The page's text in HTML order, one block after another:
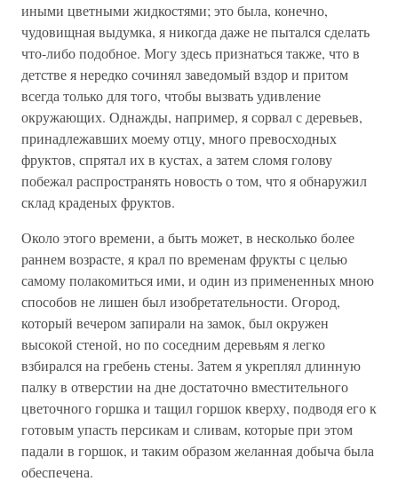
иными цветными жидкостями; это была, конечно,
чудовищная выдумка, я никогда даже не пытался сделать
что-либо подобное. Могу здесь признаться также, что в
детстве я нередко сочинял заведомый вздор и притом
всегда только для того, чтобы вызвать удивление
окружающих. Однажды, например, я сорвал с деревьев,
принадлежавших моему отцу, много превосходных
фруктов, спрятал их в кустах, а затем сломя голову
побежал распространять новость о том, что я обнаружил
склад краденых фруктов.
Около этого времени, а быть может, в несколько более
раннем возрасте, я крал по временам фрукты с целью
самому полакомиться ими, и один из примененных мною
способов не лишен был изобретательности. Огород,
который вечером запирали на замок, был окружен
высокой стеной, но по соседним деревьям я легко
взбирался на гребень стены. Затем я укреплял длинную
палку в отверстии на дне достаточно вместительного
цветочного горшка и тащил горшок кверху, подводя его к
готовым упасть персикам и сливам, которые при этом
падали в горшок, и таким образом желанная добыча была
обеспечена.